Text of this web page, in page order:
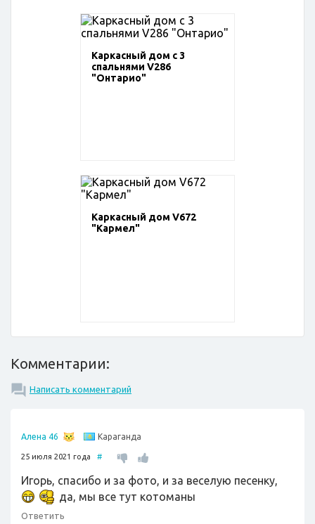
Каркасный дом с 3
спальнями V286
"Онтарио"
Каркасный дом V672
"Кармел"
Комментарии:
Написать комментарий
Алена 46 Караганда
25 июля 2021 года #
Игорь, спасибо и за фото, и за веселую песенку,
да, мы все тут котоманы
Ответить